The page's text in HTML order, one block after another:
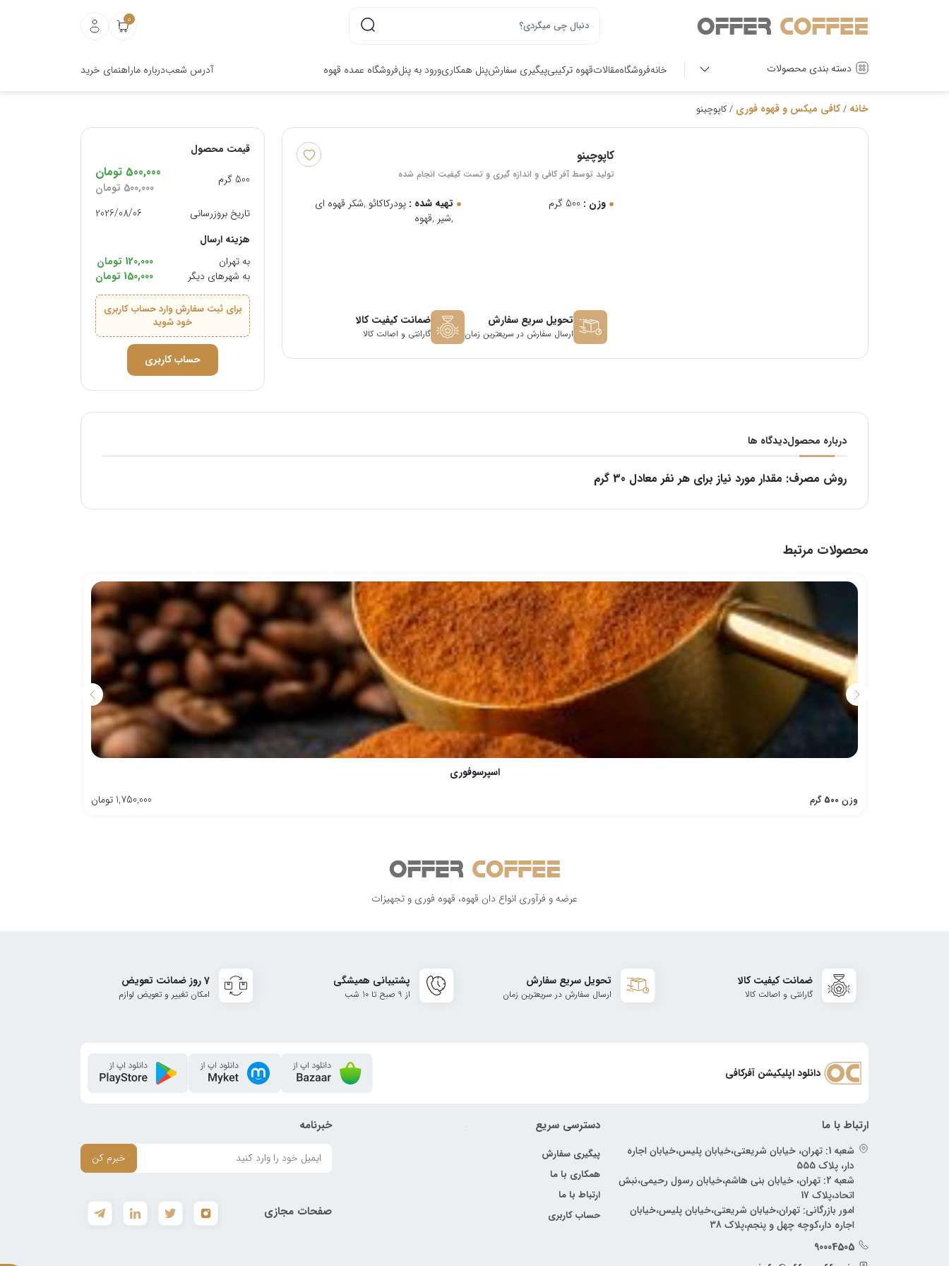
0
دسته بندی محصولات خانهفروشگاهمقالاتقهوه ترکیبیپیگیری سفارشپنل همکاریورود به پنلفروشگاه عمده قهوه آدرس شعبدرباره ماراهنمای خرید
خانه /کافی میکس و قهوه فوری / کاپوچینو
کاپوچینو
تولید توسط آفر کافی و اندازه گیری و تست کیفیت انجام شده
وزن : 500 گرم تهیه شده : پودرکاکائو ,شکر قهوه ای
,شیر ,قهوه
تحویل سریع سفارش
ارسال سفارش در سریعترین زمان
ضمانت کیفیت کالا
گارانتی و اصالت کالا
قیمت محصول
500 گرم
500,000 تومان
500,000 تومان
تاریخ بروزرسانی
2026/08/06
هزینه ارسال
به تهران
به شهرهای دیگر
120,000 تومان
150,000 تومان
برای ثبت سفارش وارد حساب کاربری
خود شوید
حساب کاربری
درباره محصولدیدگاه ها
روش مصرف: مقدار مورد نیاز برای هر نفر معادل 30 گرم
محصولات مرتبط
اسپرسوفوری
وزن 500گرم 1,750,000 تومان
عرضه و فرآوری انواع دان قهوه، قهوه فوری و تجهیزات
ضمانت کیفیت کالا
گارانتی و اصالت کالا
تحویل سریع سفارش
ارسال سفارش در سریعترین زمان
پشتیبانی همیشگی
از 9 صبح تا 10 شب
7 روز ضمانت تعویض
امکان تغییر و تعویض لوازم
دانلود اپلیکیشن آفرکافی
ارتباط با ما
شعبه 1: تهران، خیابان شریعتی،خیابان پلیس،خیابان اجاره
دار، پلاک 555
شعبه 2: تهران، خیابان بنی هاشم،خیابان رسول رحیمی،نبش
اتحاد،پلاک 17
امور بازرگانی: تهران،خیابان شریعتی،خیابان پلیس،خیابان
اجاره دار،کوچه چهل و پنجم،پلاک 38
90004505
دسترسی سریع
پیگیری سفارش
همکاری با ما
ارتباط با ما
حساب کاربری
خبرنامه
خبرم کن
صفحات مجازی